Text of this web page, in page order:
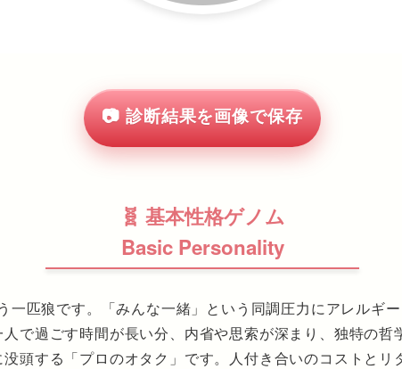
📷 診断結果を画像で保存
🧬 基本性格ゲノム
Basic Personality
一匹狼です。「みんな一緒」という同調圧力にアレルギ
で過ごす時間が長い分、内省や思索が深まり、独特の
頭する「プロのオタク」です。人付き合いのコストと